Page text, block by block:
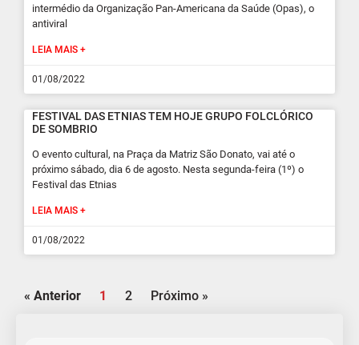
intermédio da Organização Pan-Americana da Saúde (Opas), o
antiviral
LEIA MAIS +
01/08/2022
FESTIVAL DAS ETNIAS TEM HOJE GRUPO FOLCLÓRICO
DE SOMBRIO
O evento cultural, na Praça da Matriz São Donato, vai até o
próximo sábado, dia 6 de agosto. Nesta segunda-feira (1º) o
Festival das Etnias
LEIA MAIS +
01/08/2022
« Anterior 1 2 Próximo »